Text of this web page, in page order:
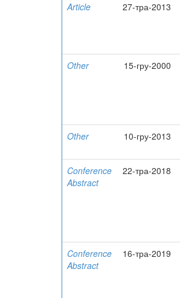
Article
27-тра-2013
Other 15-гру-2000
Other
10-гру-2013
Conference
Abstract
22-тра-2018
Conference
Abstract
16-тра-2019